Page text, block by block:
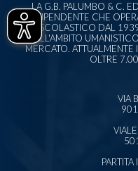
LA G.B. PALUMBO & C.
INDIPENDENTE CHE
SCOLASTICO DAL
ALL'AMBITO
MERCATO.
OLTRE
VIA